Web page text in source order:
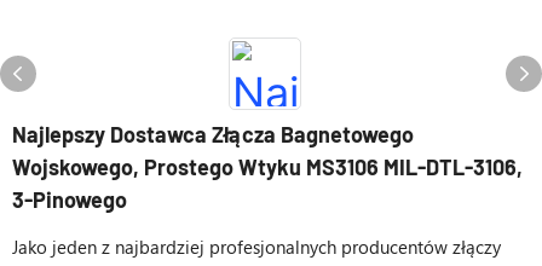
Najlepszy Dostawca Złącza Bagnetowego
Wojskowego, Prostego Wtyku MS3106 MIL-DTL-3106,
3-Pinowego
Jako jeden z najbardziej profesjonalnych producentów złączy